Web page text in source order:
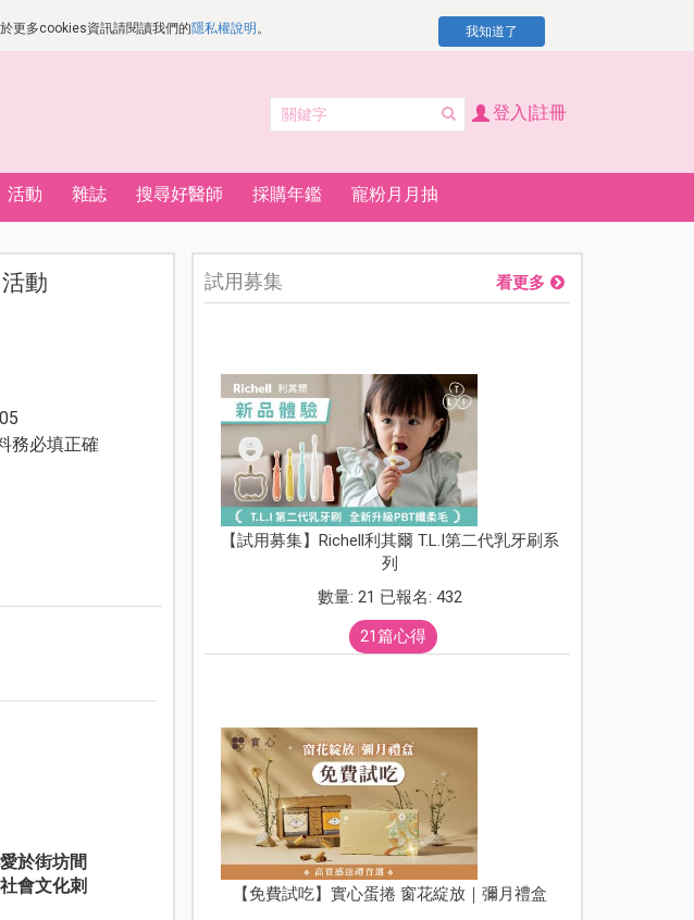
更多cookies資訊請閱讀我們的隱私權說明 。 我知道了
登入|註冊
活動 雜誌 搜尋好醫師 採購年鑑 寵粉月月抽
動
務必填正確
於街坊間
會文化刺
試用募集 看更多
【試用募集】Richell利其爾 T.L.I第二代乳牙刷系
列
數量: 21 已報名: 432
21篇心得
【免費試吃】實心蛋捲 窗花綻放｜彌月禮盒